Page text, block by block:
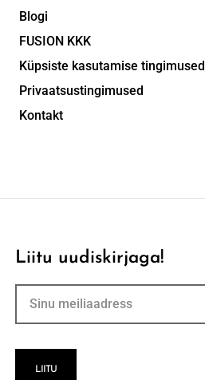
Blogi
FUSION KKK
Küpsiste kasutamise tingimused
Privaatsustingimused
Kontakt
Liitu uudiskirjaga!